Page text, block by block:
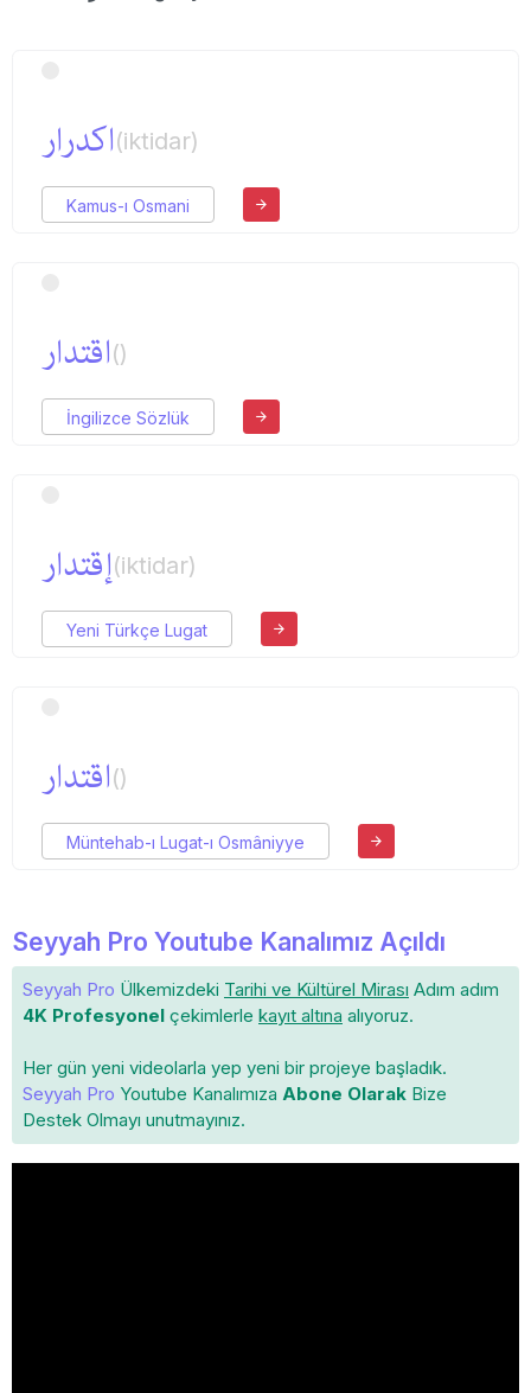
اكدرار(iktidar)
Kamus-ı Osmani
اقتدار()
İngilizce Sözlük
إقتدار(iktidar)
Yeni Türkçe Lugat
اقتدار()
Müntehab-ı Lugat-ı Osmâniyye
Seyyah Pro Youtube Kanalımız Açıldı
Seyyah Pro Ülkemizdeki Tarihi ve Kültürel Mirası Adım adım
4K Profesyonel çekimlerle kayıt altına alıyoruz.
Her gün yeni videolarla yep yeni bir projeye başladık.
Seyyah Pro Youtube Kanalımıza Abone Olarak Bize
Destek Olmayı unutmayınız.